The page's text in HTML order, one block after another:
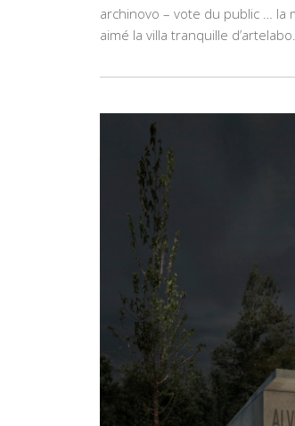
archinovo – vote du public … la
aimé la villa tranquille d’artelabo…